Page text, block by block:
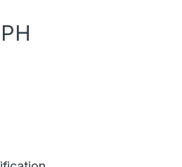
Cal Pro-Shot Products - 600ks